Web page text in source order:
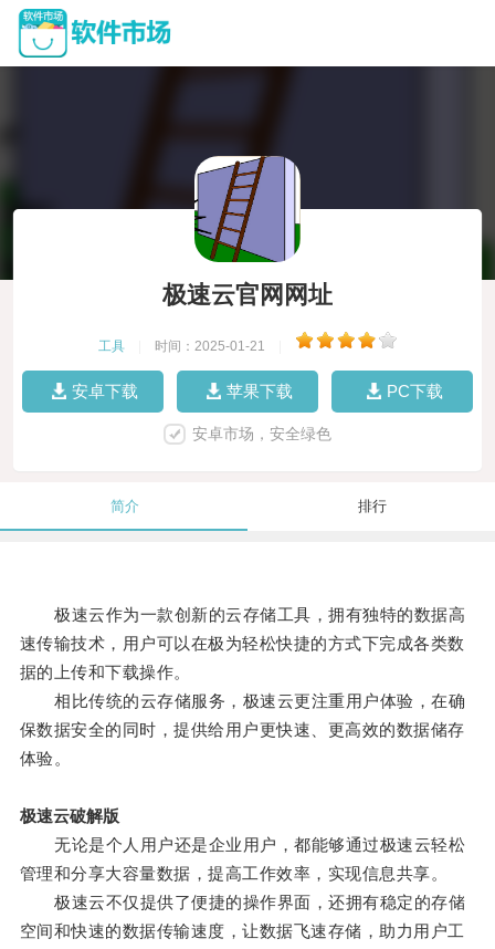
极速云官网网址
工具 时间：2025-01-21
安卓下载 苹果下载 PC下载
安卓市场，安全绿色
简介 排行
极速云作为一款创新的云存储工具，拥有独特的数据高
速传输技术，用户可以在极为轻松快捷的方式下完成各类数
据的上传和下载操作。
相比传统的云存储服务，极速云更注重用户体验，在确
保数据安全的同时，提供给用户更快速、更高效的数据储存
体验。
极速云破解版
无论是个人用户还是企业用户，都能够通过极速云轻松
管理和分享大容量数据，提高工作效率，实现信息共享。
极速云不仅提供了便捷的操作界面，还拥有稳定的存储
空间和快速的数据传输速度，让数据飞速存储，助力用户工